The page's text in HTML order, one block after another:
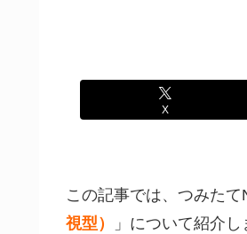
X
この記事では、つみたて
視型）
」について紹介し